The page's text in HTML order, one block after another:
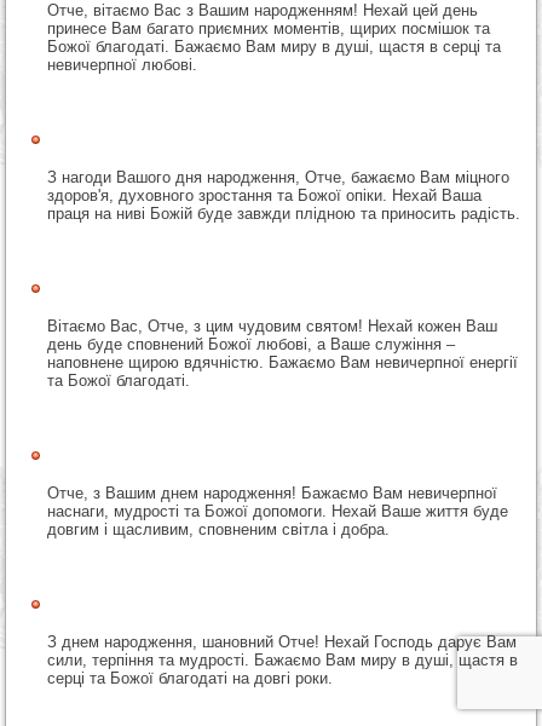
Отче, вітаємо Вас з Вашим народженням! Нехай цей день
принесе Вам багато приємних моментів, щирих посмішок та
Божої благодаті. Бажаємо Вам миру в душі, щастя в серці та
невичерпної любові.
З нагоди Вашого дня народження, Отче, бажаємо Вам міцного
здоров'я, духовного зростання та Божої опіки. Нехай Ваша
праця на ниві Божій буде завжди плідною та приносить радість.
Вітаємо Вас, Отче, з цим чудовим святом! Нехай кожен Ваш
день буде сповнений Божої любові, а Ваше служіння –
наповнене щирою вдячністю. Бажаємо Вам невичерпної енергії
та Божої благодаті.
Отче, з Вашим днем народження! Бажаємо Вам невичерпної
наснаги, мудрості та Божої допомоги. Нехай Ваше життя буде
довгим і щасливим, сповненим світла і добра.
З днем народження, шановний Отче! Нехай Господь дарує Вам
сили, терпіння та мудрості. Бажаємо Вам миру в душі, щастя в
серці та Божої благодаті на довгі роки.